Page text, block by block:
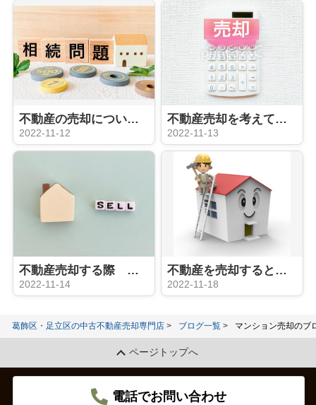
不動産の売却について ローン残債がある場合の注意点
2022-11-12
不動産売却を考えている方向け！初歩編
2022-11-13
不動産売却する際 買取と仲介の違いは？メリット、デメリットは？
2022-11-14
不動産を売却するときリフォームは必要？
2022-11-18
葛飾区・足立区の中古不動産売却専門店 ブログ一覧 マンション売却のブ
ページトップへ
電話でお問い合わせ